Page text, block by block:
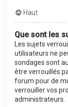
Haut
Que sont les
Les sujets
utilisateurs ne
sondages sont
être verrouillés
forum pour de
verrouiller vos
administrateurs.